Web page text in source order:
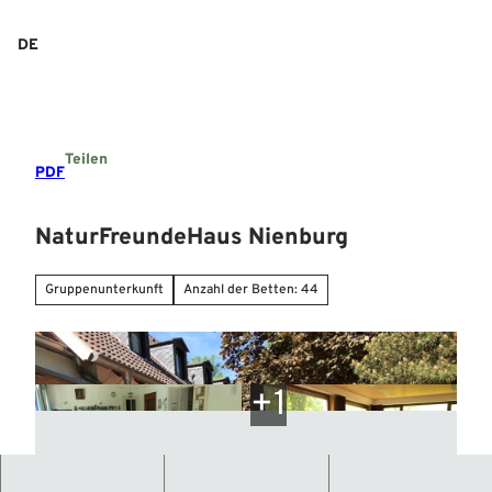
DE
PDF
Teilen
NaturFreundeHaus Nienburg
Gruppenunterkunft Anzahl der Betten: 44